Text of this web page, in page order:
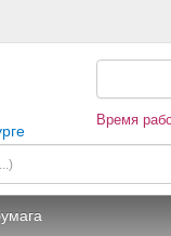
Время